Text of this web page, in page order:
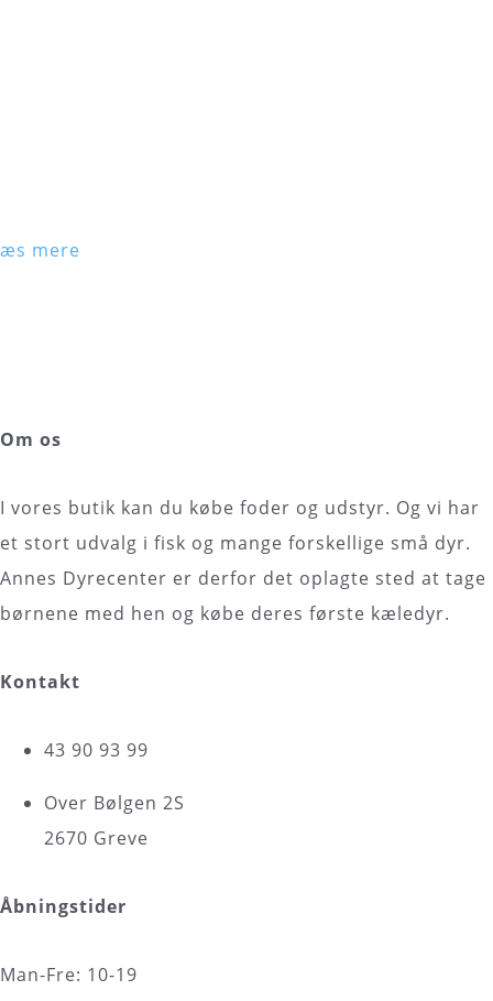
mere
Om os
I vores butik kan du købe foder og udstyr. Og vi har
et stort udvalg i fisk og mange forskellige små dyr.
Annes Dyrecenter er derfor det oplagte sted at tage
børnene med hen og købe deres første kæledyr.
Kontakt
43 90 93 99
Over Bølgen 2S
2670 Greve
Åbningstider
Man-Fre: 10-19